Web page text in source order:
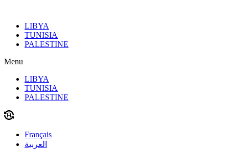
contenuLIBYA
TUNISIA
PALESTINE
Menu
LIBYA
TUNISIA
PALESTINE
Français
العربية